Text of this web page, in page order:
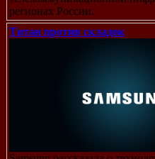
регионах России.
Титан против складок